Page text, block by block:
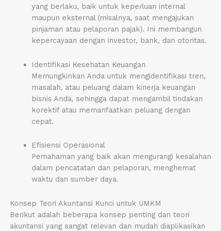
yang berlaku, baik untuk keperluan internal
maupun eksternal (misalnya, saat mengajukan
pinjaman atau pelaporan pajak). Ini membangun
kepercayaan dengan investor, bank, dan otoritas.
Identifikasi Kesehatan Keuangan
Memungkinkan Anda untuk mengidentifikasi tren,
masalah, atau peluang dalam kinerja keuangan
bisnis Anda, sehingga dapat mengambil tindakan
korektif atau memanfaatkan peluang dengan
cepat.
Efisiensi Operasional
Pemahaman yang baik akan mengurangi kesalahan
dalam pencatatan dan pelaporan, menghemat
waktu dan sumber daya.
Konsep Teori Akuntansi Kunci untuk UMKM
Berikut adalah beberapa konsep penting dari teori
akuntansi yang sangat relevan dan mudah diaplikasikan